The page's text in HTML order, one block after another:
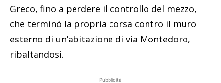
Greco, fino a perdere il controllo del mezzo,
che terminò la propria corsa contro il muro
esterno di un’abitazione di via Montedoro,
ribaltandosi.
Pubblicità